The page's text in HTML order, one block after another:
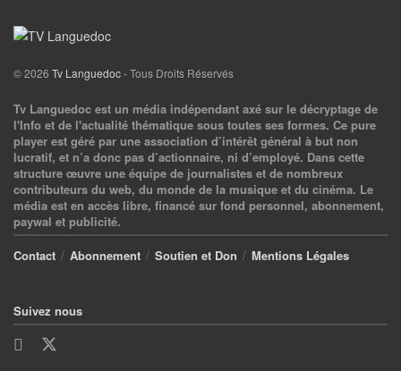
© 2026 Tv Languedoc- Tous Droits Réservés
Tv Languedoc est un média indépendant axé sur le décryptage de
l'Info et de l'actualité thématique sous toutes ses formes. Ce pure
player est géré par une association d’intérêt général à but non
lucratif, et n’a donc pas d’actionnaire, ni d’employé. Dans cette
structure œuvre une équipe de journalistes et de nombreux
contributeurs du web, du monde de la musique et du cinéma. Le
média est en accès libre, financé sur fond personnel, abonnement,
paywal et publicité.
Contact
Abonnement Soutien et Don Mentions Légales
Suivez nous